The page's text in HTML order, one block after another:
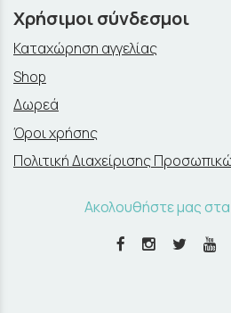
Χρήσιμοι σύνδεσμοι
Καταχώρηση αγγελίας
Shop
Δωρεά
Όροι χρήσης
Πολιτική Διαχείρισης
Ακολουθήστε μας